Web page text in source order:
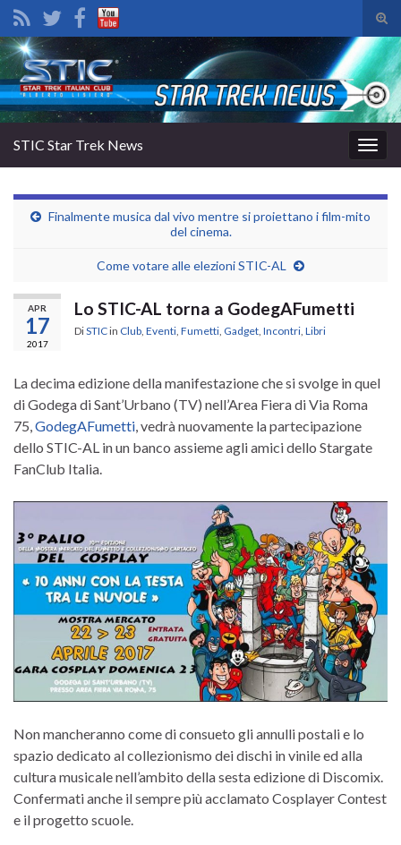
il
di
Search for:
la
STIC Star Trek News
Finalmente musica dal vivo mentre si proiettano i film-mito
del cinema.
Come votare alle elezioni STIC-AL
APR
17
2017
Lo STIC-AL torna a GodegAFumetti
DiSTICin Club Eventi Fumetti Gadget Incontri Libri
La decima edizione della manifestazione che si svolge in quel
di Godega di Sant’Urbano (TV) nell’Area Fiera di Via Roma
75, GodegAFumetti , vedrà nuovamente la partecipazione
dello STIC-AL in un banco assieme agli amici dello Stargate
FanClub Italia.
Non mancheranno come di consueto gli annulli postali e lo
spazio dedicato al collezionismo dei dischi in vinile ed alla
cultura musicale nell’ambito della sesta edizione di Discomix.
Confermati anche il sempre più acclamato Cosplayer Contest
e il progetto scuole.